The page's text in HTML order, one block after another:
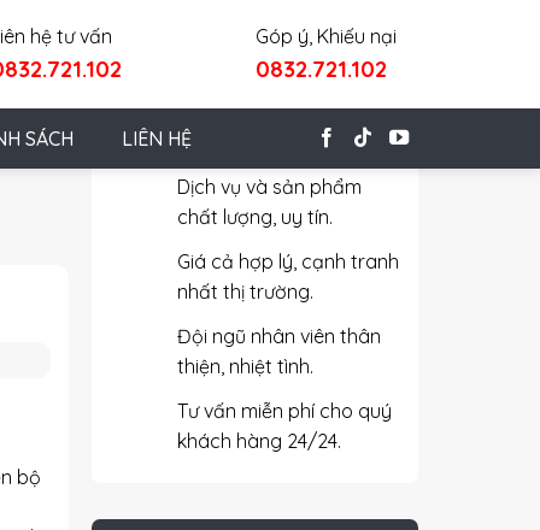
hệ tư vấn Góp ý, Khiếu nại
0832.721.102
SÁCH LIÊN HỆ
Cam Kết Với Khách Hàng
Dịch vụ và sản phẩm
chất lượng, uy tín.
Giá cả hợp lý, cạnh tranh
nhất thị trường.
Đội ngũ nhân viên thân
thiện, nhiệt tình.
Tư vấn miễn phí cho quý
khách hàng 24/24.
bộ